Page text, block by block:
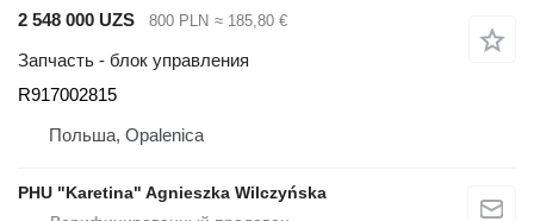
2 548 000 UZS
800 PLN ≈ 185,80 €
Запчасть - блок управления
R917002815
Польша, Opalenica
PHU "Karetina" Agnieszka Wilczyńska